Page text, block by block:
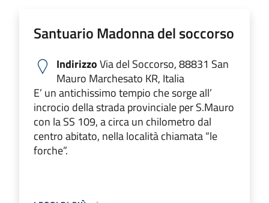
Santuario Madonna del soccorso
IndirizzoVia del Soccorso, 88831 San
Mauro Marchesato KR, Italia
E’ un antichissimo tempio che sorge all’
incrocio della strada provinciale per S.Mauro
con la SS 109, a circa un chilometro dal
centro abitato, nella località chiamata “le
forche”.